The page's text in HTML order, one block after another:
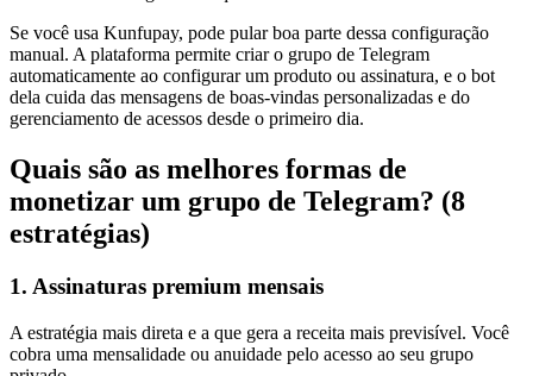
Se você usa Kunfupay, pode pular boa parte dessa configuração
manual. A plataforma permite criar o grupo de Telegram
automaticamente ao configurar um produto ou assinatura, e o bot
dela cuida das mensagens de boas-vindas personalizadas e do
gerenciamento de acessos desde o primeiro dia.
Quais são as melhores formas de
monetizar um grupo de Telegram? (8
estratégias)
1. Assinaturas premium mensais
A estratégia mais direta e a que gera a receita mais previsível. Você
cobra uma mensalidade ou anuidade pelo acesso ao seu grupo